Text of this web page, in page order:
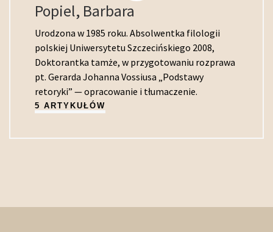
Popiel, Barbara
Urodzona w 1985 roku. Absolwentka filologii
polskiej Uniwersytetu Szczecińskiego 2008,
Doktorantka tamże, w przygotowaniu rozprawa
pt. Gerarda Johanna Vossiusa „Podstawy
retoryki” — opracowanie i tłumaczenie.
5 ARTYKUŁÓW